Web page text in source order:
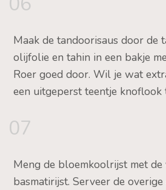
Maak de tandoorisaus door de
olijfolie en tahin in een bakje
Roer goed door. Wil je wat
een uitgeperst teentje knoflook
07
Meng de bloemkoolrijst met
basmatirijst. Serveer de